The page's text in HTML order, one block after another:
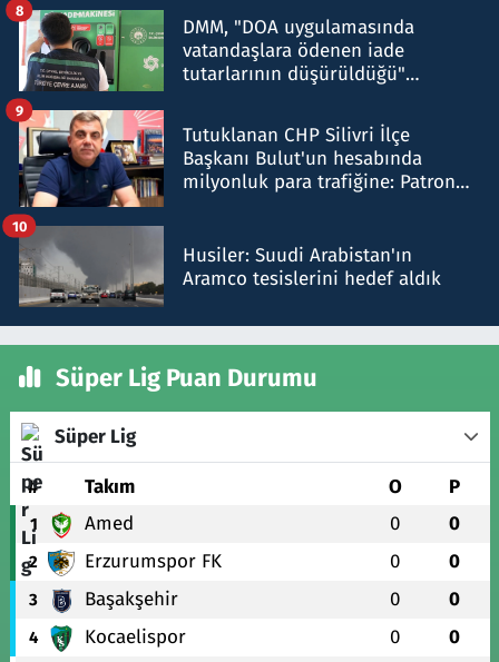
DMM, "DOA uygulamasında
vatandaşlara ödenen iade
tutarlarının düşürüldüğü"
8
Tutuklanan CHP Silivri İlçe
Başkanı Bulut'un hesabında
milyonluk para trafiğine: Patron
9
Husiler: Suudi Arabistan'ın
Aramco tesislerini hedef aldık
10
Süper Lig Puan Durumu
Süper Lig
# Takım O P
1 Amed 0 0
2 Erzurumspor FK 0 0
3 Başakşehir 0 0
4 Kocaelispor 0 0